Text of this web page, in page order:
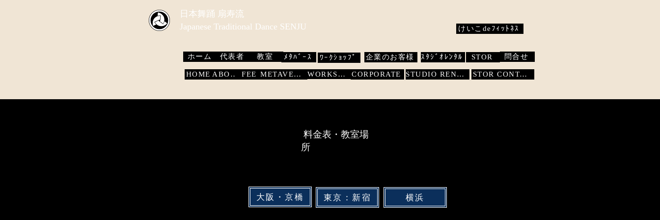
​日本舞踊 扇寿流
Japanese Traditional Dance SENJU
けいこdeﾌｨｯﾄﾈｽ
ホーム 代表者 教室 ﾒﾀﾊﾞｰｽ ﾜｰｸｼｮｯﾌﾟ 企業のお客様 ｽﾀｼﾞｵﾚﾝﾀﾙ STOR 問合せ
HOME ABOUT FEE METAVERSE WORKSHOP CORPORATE STUDIO RENTAL STOR CONTACT
料金表・教室場
所
大阪・京橋 東京：新宿 横浜